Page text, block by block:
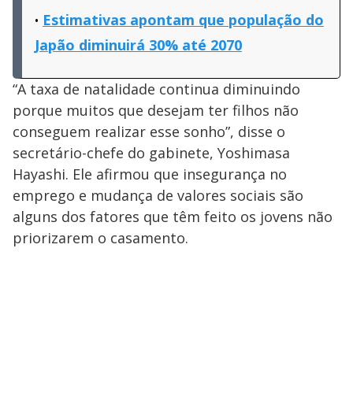
Estimativas apontam que população do
Japão diminuirá 30% até 2070
“A taxa de natalidade continua diminuindo
porque muitos que desejam ter filhos não
conseguem realizar esse sonho”, disse o
secretário-chefe do gabinete, Yoshimasa
Hayashi. Ele afirmou que insegurança no
emprego e mudança de valores sociais são
alguns dos fatores que têm feito os jovens não
priorizarem o casamento.